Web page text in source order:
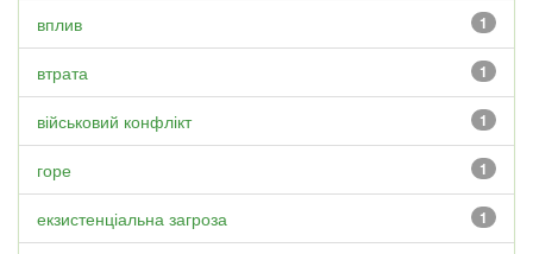
1
вплив
1
втрата
1
військовий конфлікт
1
горе
1
екзистенціальна загроза